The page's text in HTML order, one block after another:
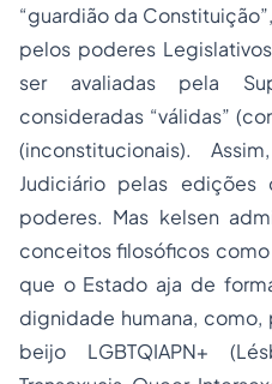
“guardião da
pelos poderes
ser avaliadas pela
consideradas “válidas”
(inconstitucionais).
Judiciário pelas
poderes. Mas kelsen
conceitos filosóficos
que o Estado aja de
dignidade humana,
beijo LGBTQIAPN+